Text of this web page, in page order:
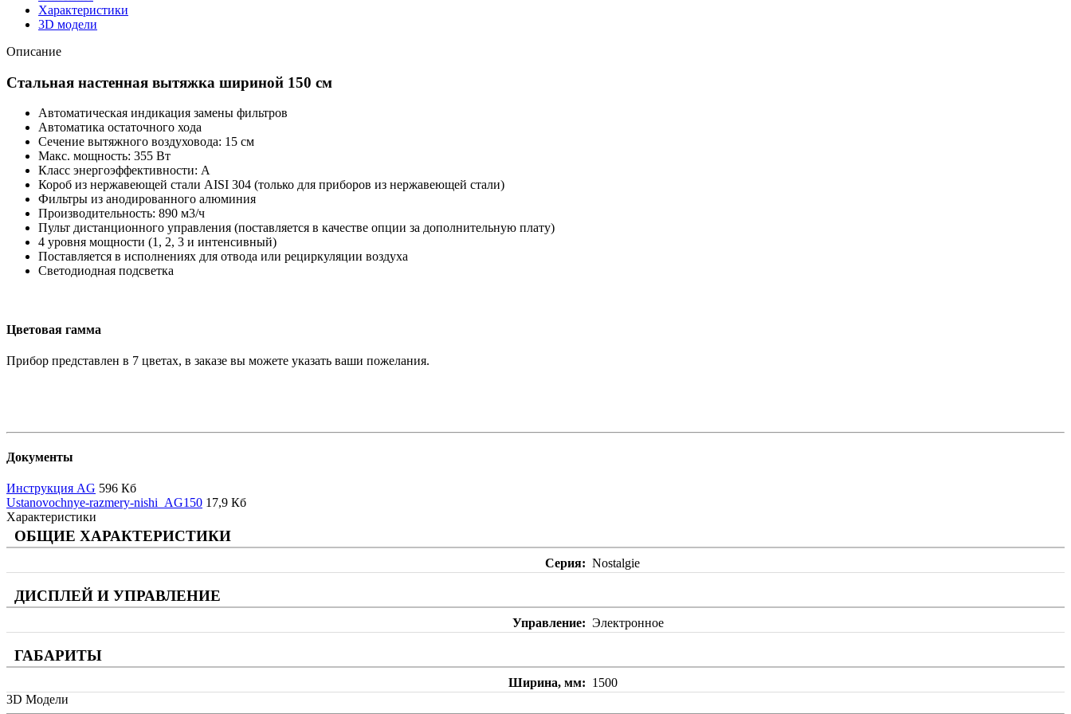
Характеристики
3D модели
Описание
Стальная настенная вытяжка шириной 150 см
Автоматическая индикация замены фильтров
Автоматика остаточного хода
Сечение вытяжного воздуховода: 15 см
Макс. мощность: 355 Вт
Класс энергоэффективности: А
Короб из нержавеющей стали AISI 304 (только для приборов из нержавеющей стали)
Фильтры из анодированного алюминия
Производительность: 890 м3/ч
Пульт дистанционного управления (поставляется в качестве опции за дополнительную плату)
4 уровня мощности (1, 2, 3 и интенсивный)
Поставляется в исполнениях для отвода или рециркуляции воздуха
Светодиодная подсветка
Цветовая гамма
Прибор представлен в 7 цветах, в заказе вы можете указать ваши пожелания.
Документы
Инструкция AG 596 Кб
Ustanovochnye-razmery-nishi_AG150 17,9 Кб
Характеристики
ОБЩИЕ ХАРАКТЕРИСТИКИ
Серия Nostalgie
ДИСПЛЕЙ И УПРАВЛЕНИЕ
Управление Электронное
ГАБАРИТЫ
Ширина, мм
1500
3D Модели